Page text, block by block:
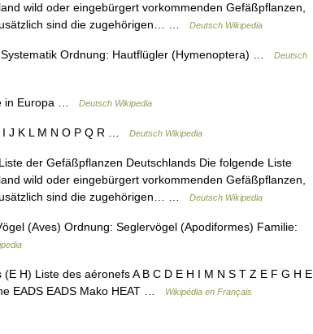
wild oder eingebürgert vorkommenden Gefäßpflanzen,
sind die zugehörigen… …
Deutsch Wikipedia
Ordnung: Hautflügler (Hymenoptera) …
Deutsch
in Europa … Deutsch Wikipedia
J K L M N O P Q R … Deutsch Wikipedia
der Gefäßpflanzen Deutschlands Die folgende Liste
wild oder eingebürgert vorkommenden Gefäßpflanzen,
sind die zugehörigen… …
Deutsch Wikipedia
(Aves) Ordnung: Seglervögel (Apodiformes) Familie:
H) Liste des aéronefs A B C D E H I M N S T Z E F G H E
EADS EADS Mako HEAT …
Wikipédia en Français